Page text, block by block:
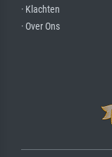
· Klachten
· Over Ons